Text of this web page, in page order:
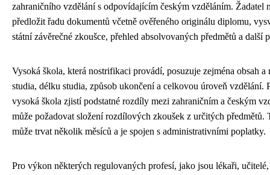
zahraničního vzdělání s odpovídajícím českým vzděláním. Žadatel
předložit řadu dokumentů včetně ověřeného originálu diplomu,
státní závěrečné zkoušce, přehled absolvovaných předmětů a další
Vysoká škola, která nostrifikaci provádí, posuzuje zejména obsah a
studia, délku studia, způsob ukončení a celkovou úroveň vzdělání.
vysoká škola zjistí podstatné rozdíly mezi zahraničním a českým
může požadovat složení rozdílových zkoušek z určitých předmětů.
může trvat několik měsíců a je spojen s administrativními poplatky.
Pro výkon některých regulovaných profesí, jako jsou lékaři,